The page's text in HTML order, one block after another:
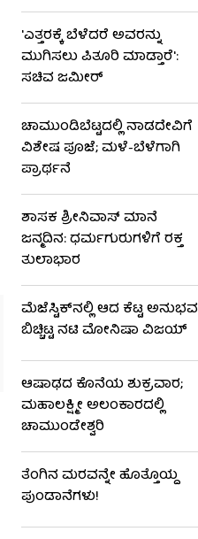
'ಎತ್ತರಕ್ಕೆ ಬೆಳೆದರೆ ಅವರನ್ನು
ಮುಗಿಸಲು ಪಿತೂರಿ ಮಾಡ್ತಾರೆ':
ಸಚಿವ ಜಮೀರ್​​
ಚಾಮುಂಡಿಬೆಟ್ಟದಲ್ಲಿ ನಾಡದೇವಿಗೆ
ವಿಶೇಷ ಪೂಜೆ; ಮಳೆ-ಬೆಳೆಗಾಗಿ
ಪ್ರಾರ್ಥನೆ
ಶಾಸಕ ಶ್ರೀನಿವಾಸ್ ಮಾನೆ
ಜನ್ಮದಿನ: ಧರ್ಮಗುರುಗಳಿಗೆ ರಕ್ತ
ತುಲಾಭಾರ
ಮೆಜೆಸ್ಟಿಕ್​​ನಲ್ಲಿ ಆದ ಕೆಟ್ಟ ಅನುಭವ
ಬಿಚ್ಚಿಟ್ಟ ನಟಿ ಮೋನಿಷಾ ವಿಜಯ್
ಆಷಾಢದ ಕೊನೆಯ ಶುಕ್ರವಾರ;
ಮಹಾಲಕ್ಷ್ಮೀ ಅಲಂಕಾರದಲ್ಲಿ
ಚಾಮುಂಡೇಶ್ವರಿ
ತೆಂಗಿನ ಮರವನ್ನೇ ಹೊತ್ತೊಯ್ದ
ಪುಂಡಾನೆಗಳು!